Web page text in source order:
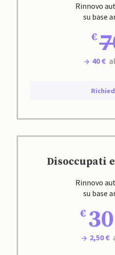
Rinnovo
su base
40 €
Disoccupati
Rinnovo
su base
30
2,50 €